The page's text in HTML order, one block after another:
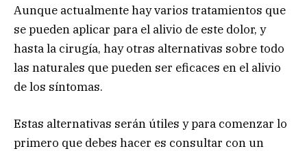
Aunque actualmente hay varios tratamientos que
se pueden aplicar para el alivio de este dolor, y
hasta la cirugía, hay otras alternativas sobre todo
las naturales que pueden ser eficaces en el alivio
de los síntomas.
Estas alternativas serán útiles y para comenzar lo
primero que debes hacer es consultar con un